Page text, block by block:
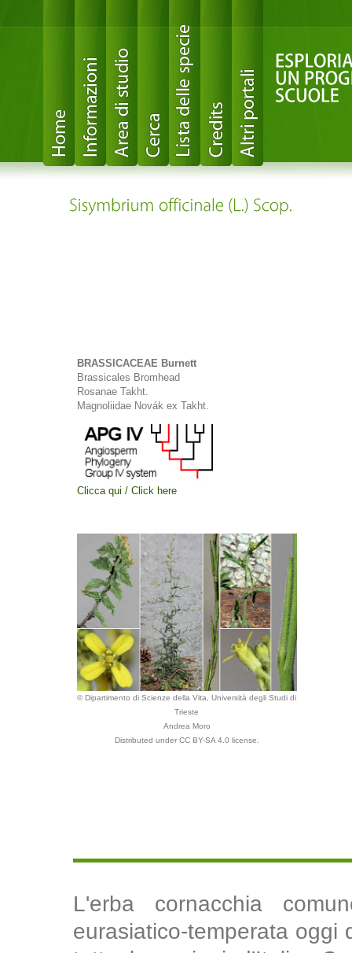
BRASSICACEAE Burnett
Brassicales Bromhead
Rosanae Takht.
Magnoliidae Novák ex Takht.
Clicca qui / Click here
© Dipartimento di Scienze della Vita, Università degli Studi di
Trieste
Andrea Moro
Distributed under CC BY-SA 4.0 license.
L'erba cornacchia
eurasiatico-temperata oggi